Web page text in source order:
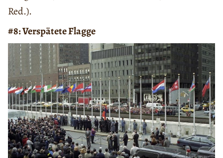
Red.).
#8:Verspätete Flagge